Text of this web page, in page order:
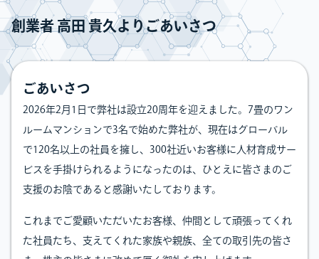
創業者 高田 貴久よりごあいさつ
ごあいさつ
2026年2月1日で弊社は設立20周年を迎えました。7畳のワン
ルームマンションで3名で始めた弊社が、現在はグローバル
で120名以上の社員を擁し、300社近いお客様に人材育成サー
ビスを手掛けられるようになったのは、ひとえに皆さまのご
支援のお陰であると感謝いたしております。
これまでご愛顧いただいたお客様、仲間として頑張ってくれ
た社員たち、支えてくれた家族や親族、全ての取引先の皆さ